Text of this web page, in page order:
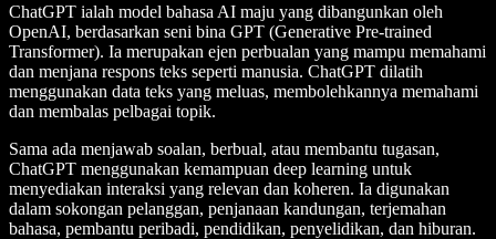
ChatGPT ialah model bahasa AI maju yang dibangunkan oleh
OpenAI, berdasarkan seni bina GPT (Generative Pre-trained
Transformer). Ia merupakan ejen perbualan yang mampu memahami
dan menjana respons teks seperti manusia. ChatGPT dilatih
menggunakan data teks yang meluas, membolehkannya memahami
dan membalas pelbagai topik.
Sama ada menjawab soalan, berbual, atau membantu tugasan,
ChatGPT menggunakan kemampuan deep learning untuk
menyediakan interaksi yang relevan dan koheren. Ia digunakan
dalam sokongan pelanggan, penjanaan kandungan, terjemahan
bahasa, pembantu peribadi, pendidikan, penyelidikan, dan hiburan.